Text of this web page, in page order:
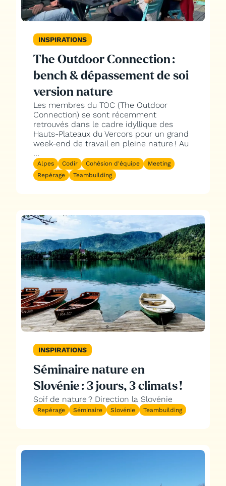
INSPIRATIONS
The Outdoor Connection :
bench & dépassement de soi
version nature
Les membres du TOC (The Outdoor
Connection) se sont récemment
retrouvés dans le cadre idyllique des
Hauts-Plateaux du Vercors pour un grand
week-end de travail en pleine nature ! Au
...
Alpes Codir Cohésion d'équipe
Meeting
Repérage
Teambuilding
INSPIRATIONS
Séminaire nature en
Slovénie : 3 jours, 3 climats !
Soif de nature ? Direction la Slovénie
Repérage Séminaire Slovénie Teambuilding